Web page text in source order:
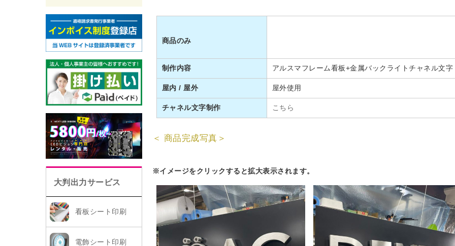
大判出力サービス
看板シート印刷
電飾シート印刷
商品のみ
制作内容 アルスマフレーム看板+金属バックライトチャネル文
屋内 / 屋外 屋外使用
チャネル文字制作 こちら
＜ 商品完成写真＞
※イメージをクリックすると拡大表示されます。